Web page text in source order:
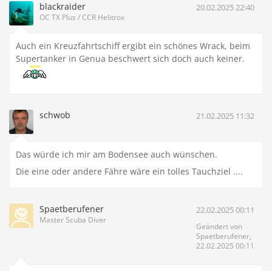
blackraider
OC TX Plus / CCR Helitrox
20.02.2025 22:40
Auch ein Kreuzfahrtschiff ergibt ein schönes Wrack, beim
Supertanker in Genua beschwert sich doch auch keiner.
schwob 21.02.2025 11:32
Das würde ich mir am Bodensee auch wünschen.
Die eine oder andere Fähre wäre ein tolles Tauchziel ....
Spaetberufener
Master Scuba Diver
22.02.2025 00:11
Geändert von
Spaetberufener,
22.02.2025 00:11